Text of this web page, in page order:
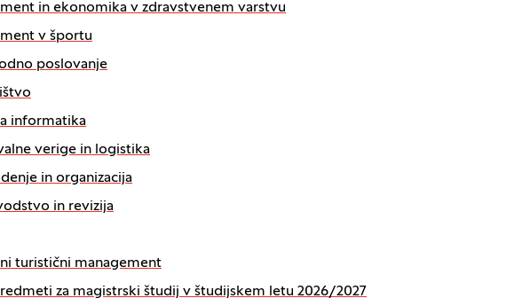
in ekonomika v zdravstvenem varstvu
v športu
poslovanje
informatika
verige in logistika
in organizacija
in revizija
turistični management
za magistrski študij v študijskem letu 2026/2027